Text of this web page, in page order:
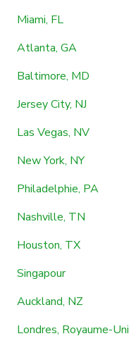
Miami, FL
Atlanta, GA
Baltimore, MD
Jersey City, NJ
Las Vegas, NV
New York, NY
Philadelphie, PA
Nashville, TN
Houston, TX
Singapour
Auckland, NZ
Londres, Royaume-Uni